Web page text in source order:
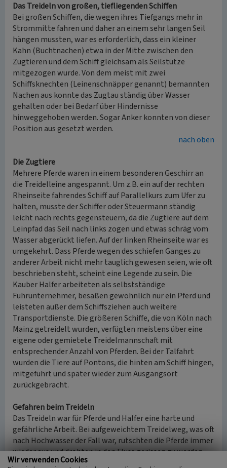
Das Treideln von großen, tiefliegenden Schiffen
Bei großen Schiffen, die wegen ihres Tiefgangs mehr in
Strommitte fahren und daher an einem sehr langen Seil
hängen mussten, war es erforderlich, dass ein kleiner
Kahn (Buchtnachen) etwa in der Mitte zwischen den
Zugtieren und dem Schiff gleichsam als Seilstütze
mitgezogen wurde. Von dem meist mit zwei
Schiffsknechten (Leinenschnäpper genannt) bemannten
Nachen aus konnte das Zugtau ständig über Wasser
gehalten oder bei Bedarf über Hindernisse
hinweggehoben werden. Sogar Anker konnten von dieser
Position aus gesetzt werden.
nach oben
Die Zugtiere
Mehrere Pferde waren in einem besonderen Geschirr an
die Treidelleine angespannt. Um z.B. ein auf der rechten
Rheinseite fahrendes Schiff auf Parallelkurs zum Ufer zu
halten, musste der Schiffer oder Steuermann ständig
leicht nach rechts gegensteuern, da die Zugtiere auf dem
Leinpfad das Seil nach links zogen und etwas schräg vom
Wasser abgerückt liefen. Auf der linken Rheinseite war es
umgekehrt. Dass Pferde wegen des schiefen Ganges zu
anderer Arbeit nicht mehr tauglich gewesen seien, wie oft
beschrieben steht, scheint eine Legende zu sein. Die
Kauber Halfer arbeiteten als selbstständige
Fuhrunternehmer, besaßen gewöhnlich nur ein Pferd und
leisteten außer dem Schiffsziehen auch weitere
Transportdienste. Die größeren Schiffe, die von Köln nach
Mainz getreidelt wurden, verfügten meistens über eine
eigene oder gemietete Treidelmannschaft mit
entsprechender Anzahl von Pferden. Bei der Talfahrt
wurden die Tiere auf Pontons, die hinten am Schiff hingen,
mitgeführt und später wieder zum Ausgangsort
zurückgebracht.
Gefahren beim Treideln
Das Treideln war für Pferde und Halfer eine harte und
gefährliche Arbeit. Bei aufgeweichtem Treidelweg, was oft
nach Hochwasser der Fall war, rutschten die Pferde immer
wieder aus und drohten in den Fluss gerissen zu werden.
Auch konnte das Schiff bei starker Strömung oder durch
Wir verwenden Cookies